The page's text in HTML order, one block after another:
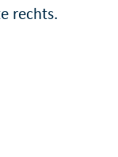
rechts.